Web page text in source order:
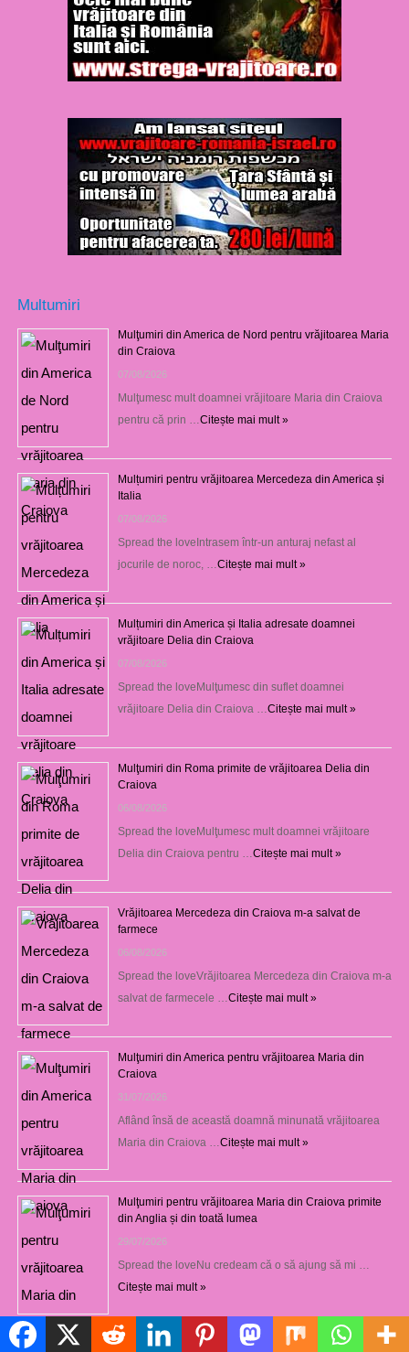
Multumiri
Mulţumiri din America de Nord pentru vrăjitoarea Maria
din Craiova
07/08/2026
Mulţumesc mult doamnei vrăjitoare Maria din Craiova
pentru că prin …Citește mai mult »
Mulțumiri pentru vrăjitoarea Mercedeza din America și
Italia
07/08/2026
Spread the loveIntrasem într-un anturaj nefast al
jocurile de noroc, …Citește mai mult »
Mulțumiri din America și Italia adresate doamnei
vrăjitoare Delia din Craiova
07/08/2026
Spread the loveMulţumesc din suflet doamnei
vrăjitoare Delia din Craiova …Citește mai mult »
Mulţumiri din Roma primite de vrăjitoarea Delia din
Craiova
06/08/2026
Spread the loveMulţumesc mult doamnei vrăjitoare
Delia din Craiova pentru …Citește mai mult »
Vrăjitoarea Mercedeza din Craiova m-a salvat de
farmece
06/08/2026
Spread the loveVrăjitoarea Mercedeza din Craiova m-a
salvat de farmecele …Citește mai mult »
Mulţumiri din America pentru vrăjitoarea Maria din
Craiova
31/07/2026
Aflând însă de această doamnă minunată vrăjitoarea
Maria din Craiova …Citește mai mult »
Mulţumiri pentru vrăjitoarea Maria din Craiova primite
din Anglia și din toată lumea
29/07/2026
Spread the loveNu credeam că o să ajung să mi …
Citește mai mult »
Mulţumiri din Spania şi Anglia pentru vrăjitoarea Maria
Politică de cookie-uri